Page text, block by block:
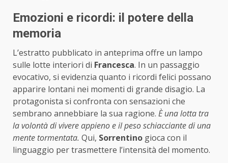
Emozioni e ricordi: il potere della
memoria
L’estratto pubblicato in anteprima offre un lampo
sulle lotte interiori di Francesca. In un passaggio
evocativo, si evidenzia quanto i ricordi felici possano
apparire lontani nei momenti di grande disagio. La
protagonista si confronta con sensazioni che
sembrano annebbiare la sua ragione. È una lotta tra
la volontà di vivere appieno e il peso schiacciante di una
mente tormentata. Qui, Sorrentino gioca con il
linguaggio per trasmettere l’intensità del momento.